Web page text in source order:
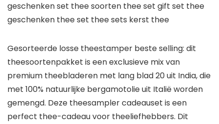
geschenken set thee soorten thee set gift set thee
geschenken thee set thee sets kerst thee
Gesorteerde losse theestamper beste selling: dit
theesoortenpakket is een exclusieve mix van
premium theebladeren met lang blad 20 uit India, die
met 100% natuurlijke bergamotolie uit Italië worden
gemengd. Deze theesampler cadeauset is een
perfect thee-cadeau voor theeliefhebbers. Dit